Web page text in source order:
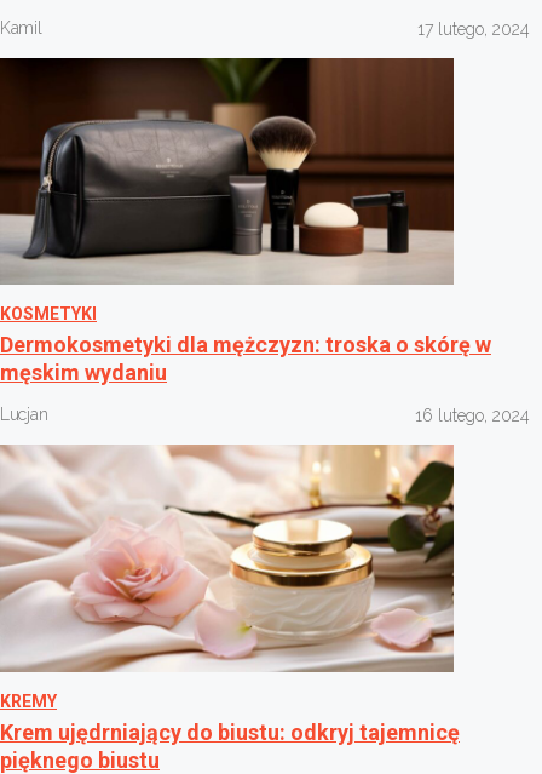
Kamil 17 lutego, 2024
KOSMETYKI
Dermokosmetyki dla mężczyzn: troska o skórę w
męskim wydaniu
Lucjan 16 lutego, 2024
KREMY
Krem ujędrniający do biustu: odkryj tajemnicę
pięknego biustu